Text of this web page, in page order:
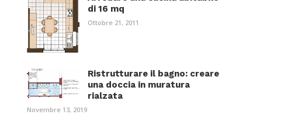
di 16 mq
Ottobre 21, 2011
Ristrutturare il bagno: creare
una doccia in muratura
rialzata
Novembre 13, 2019